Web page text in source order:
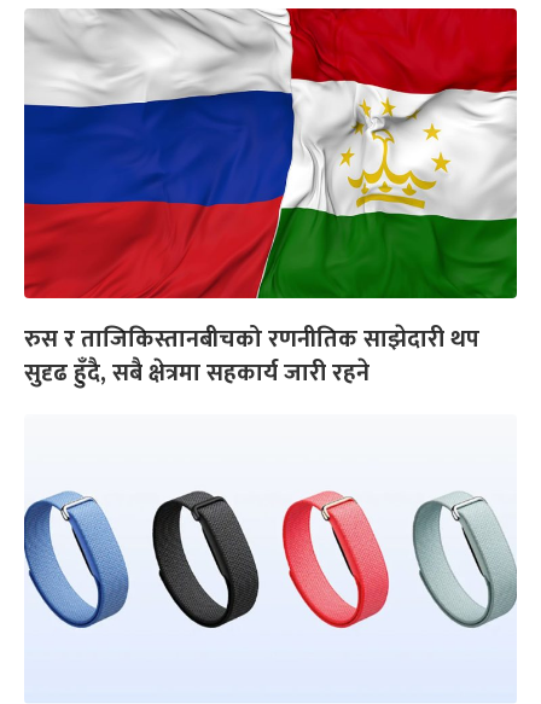
रुस र ताजिकिस्तानबीचको रणनीतिक साझेदारी थप
सुदृढ हुँदै, सबै क्षेत्रमा सहकार्य जारी रहने